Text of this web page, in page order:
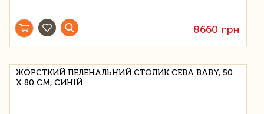
8660 грн
ЖОРСТКИЙ ПЕЛЕНАЛЬНИЙ СТОЛИК CEBA BABY, 50
Х 80 СМ, СИНІЙ